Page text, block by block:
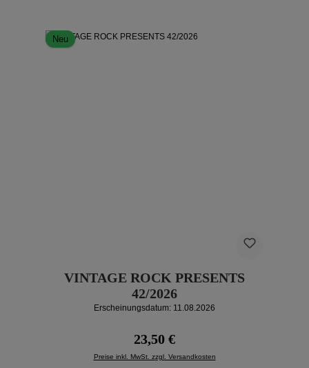
Neu
VINTAGE ROCK PRESENTS
42/2026
Erscheinungsdatum: 11.08.2026
Regulärer Preis:
23,50 €
Preise inkl. MwSt. zzgl. Versandkosten